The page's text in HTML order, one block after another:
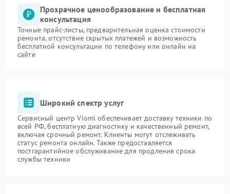
Прозрачное ценообразование и бесплатная
консультация
Точные прайс-листы, предварительная оценка стоимости
ремонта, отсутствие скрытых платежей и возможность
бесплатной консультации по телефону или онлайн на
сайте
Широкий спектр услуг
Сервисный центр Viomi обеспечивает доставку техники по
всей РФ, бесплатную диагностику и качественный ремонт,
включая срочный ремонт. Клиенты могут отслеживать
статус ремонта онлайн. Также предоставляется
постгарантийное обслуживание для продления срока
службы техники